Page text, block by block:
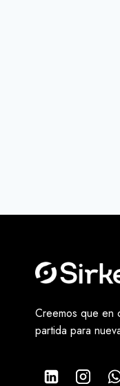
Creemos que en
partida para